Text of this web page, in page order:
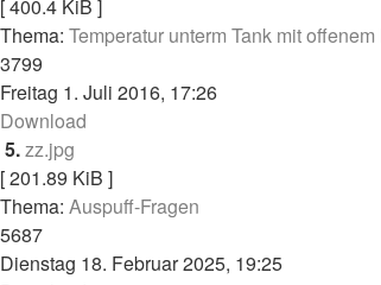
[ 400.4 KiB ]
Thema: Temperatur unterm Tank mit
3799
Freitag 1. Juli 2016, 17:26
Download
5.zz.jpg
[ 201.89 KiB ]
Thema: Auspuff-Fragen
5687
Dienstag 18. Februar 2025, 19:25